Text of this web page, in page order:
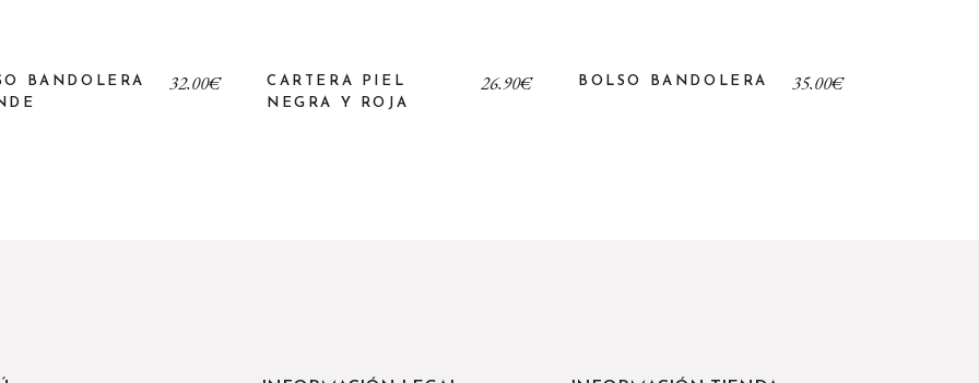
BANDOLERA
32,00€
CARTERA PIEL
NEGRA Y ROJA
26,90€ BOLSO BANDOLERA 35,00€